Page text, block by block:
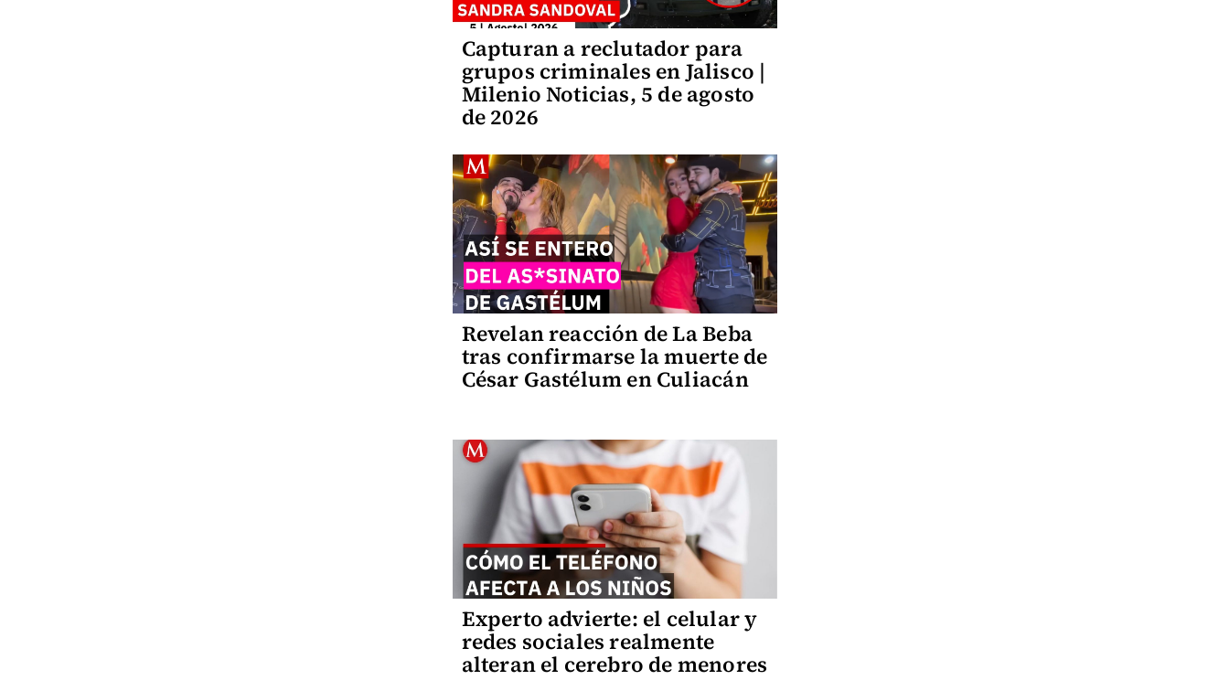
Capturan a reclutador para
grupos criminales en Jalisco |
Milenio Noticias, 5 de agosto
de 2026
Revelan reacción de La Beba
tras confirmarse la muerte de
César Gastélum en Culiacán
Experto advierte: el celular y
redes sociales realmente
alteran el cerebro de menores